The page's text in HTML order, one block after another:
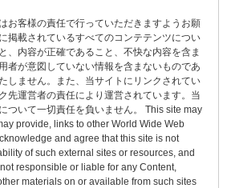
お客様の責任で行っていただきますようお願
掲載されているすべてのコンテテンツについ
、内容が正確であること、不快な内容を含ま
者が意図していない情報を含まないものであ
しません。また、当サイトにリンクされてい
先運営者の責任により運営されています。当
ついて一切責任を負いません。 This site may
provide, links to other World Wide Web
and agree that this site is not
of such external sites or resources, and
responsible or liable for any Content,
materials on or available from such sites